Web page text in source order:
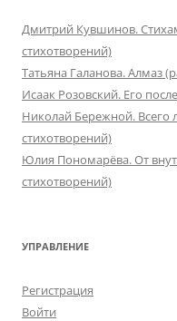
Дмитрий Кувшинов.
стихотворений)
Татьяна Галанова. Алмаз
Исаак Розовский. Его
Николай Бережной.
стихотворений)
Юлия Пономарёва. От
стихотворений)
УПРАВЛЕНИЕ
Регистрация
Войти